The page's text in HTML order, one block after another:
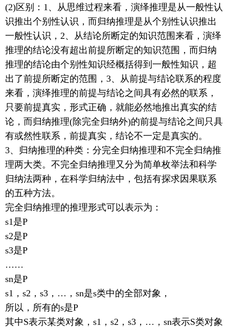
(2)区别：1、从思维过程来看，演绎推理是从一般性认
识推出个别性认识，而归纳推理是从个别性认识推出
一般性认识，2、从结论所断定的知识范围来看，演绎
推理的结论没有超出前提所断定的知识范围，而归纳
推理的结论由个别性知识经概括得到一般性知识，超
出了前提所断定的范围，3、从前提与结论联系的程度
来看，演绎推理的前提与结论之间具有必然的联系，
只要前提真实，形式正确，就能必然地推出真实的结
论，而归纳推理(除完全归纳外)的前提与结论之间只具
有或然性联系，前提真实，结论不一定是真实的。
3、归纳推理的种类：分完全归纳推理和不完全归纳推
理两大类。不完全归纳推理又分为简单枚举法和科学
归纳法两种，在科学归纳法中，包括有探求因果联系
的五种方法。
完全归纳推理的推理形式可以表示为：
s1是P
s2是P
s3是P
……
sn是P
s1，s2，s3，…，sn是s类中的全部对象，
所以，所有的s是P
其中S表示某类对象，s1，s2，s3，…，sn表示S类对象